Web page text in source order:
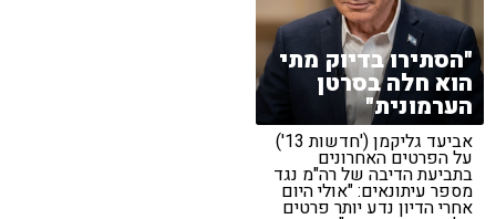
"הסתירו בדיוק מתי
הוא חלה בסרטן
הערמונית"
אביעד גליקמן ('חדשות 13')
על הפרטים האחרונים
בתביעת הדיבה של רה"מ נגד
מספר עיתונאים: "אולי היום
אחרי הדיון נדע יותר פרטים